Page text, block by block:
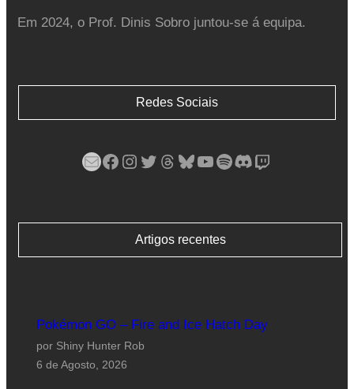
Em 2024, o Prof. Dinis Sobro juntou-se á equipa.
Redes Sociais
Mail Facebook Instagram Twitter Threads Bluesky YouTube Spotify Discord Twitch
Artigos recentes
Pokémon GO – Fire and Ice Hatch Day
por Shiny Hunter Rob
6 de Agosto, 2026